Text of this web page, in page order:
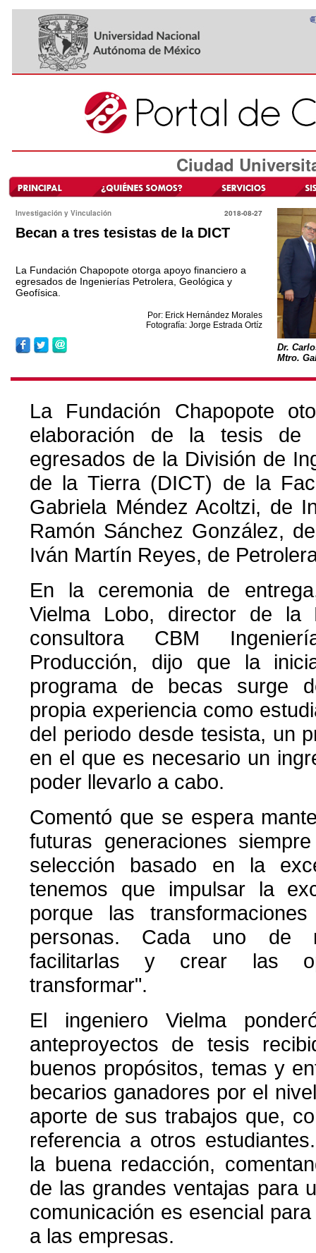
Ciudad
Investigación y Vinculación 2018-08-27
Becan a tres tesistas de la DICT
La Fundación Chapopote otorga apoyo financiero a
egresados de Ingenierías Petrolera, Geológica y
Geofísica.
Por: Erick Hernández Morales
Fotografía: Jorge Estrada Ortíz
Dr.
Mtro.
La Fundación Chapopote
elaboración de la tesis de
egresados de la División de
de la Tierra (DICT) de la
Gabriela Méndez Acoltzi, de
Ramón Sánchez González,
Iván Martín Reyes, de
En la ceremonia de
Vielma Lobo, director de la
consultora CBM
Producción, dijo que la
programa de becas surge
propia experiencia como
del periodo desde tesista, un
en el que es necesario un
poder llevarlo a cabo.
Comentó que se espera
futuras generaciones
selección basado en la
tenemos que impulsar la
porque las
personas. Cada uno de
facilitarlas y crear las
transformar".
El ingeniero Vielma
anteproyectos de tesis
buenos propósitos, temas y
becarios ganadores por el
aporte de sus trabajos que,
referencia a otros
la buena redacción,
de las grandes ventajas para
comunicación es esencial
a las empresas.